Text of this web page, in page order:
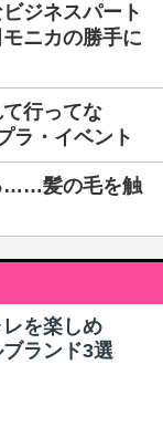
ジネスパート
ニカの勝手に
行ってな
ラ・イベント
……髪の毛を触
を楽しめ
ランド3選